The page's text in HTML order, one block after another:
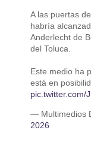
A las puertas
habría
Anderlecht de
del Toluca.
Este medio ha
está en
pic.twitter.com/
— Multimedios
2026